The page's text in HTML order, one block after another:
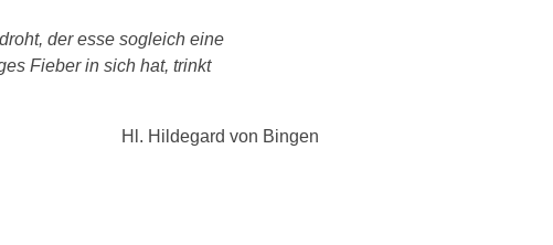
der esse sogleich eine
Fieber in sich hat, trinkt
Hl. Hildegard von Bingen